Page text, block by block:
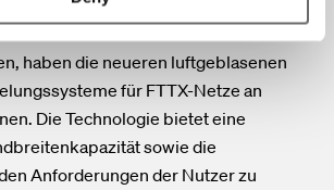
Glasfaserkabel seit mehr als 30
haben die neueren luftgeblasenen
für FTTX-Netze an
Die Technologie bietet eine
sowie die
Anforderungen der Nutzer zu